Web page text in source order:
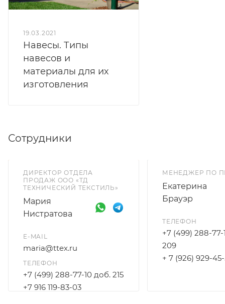
19.03.2021
Навесы. Типы
навесов и
материалы для их
изготовления
Сотрудники
ДИРЕКТОР ОТДЕЛА
ПРОДАЖ ООО «ТД
ТЕХНИЧЕСКИЙ ТЕКСТИЛЬ»
Мария
Нистратова
E-MAIL
maria@ttex.ru
ТЕЛЕФОН
+7 (499) 288-77-10 доб. 215
+7 916 119-83-03
МЕНЕДЖЕР ПО
Екатерина
Брауэр
ТЕЛЕФОН
+7 (499) 288-77-
209
+ 7 (926) 929-